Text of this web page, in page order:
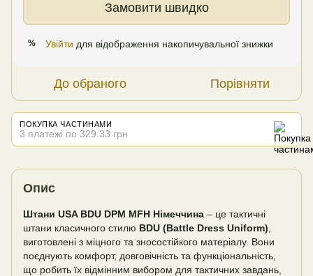
Замовити швидко
% Увійти для відображення накопичувальної знижки
До обраного Порівняти
ПОКУПКА ЧАСТИНАМИ
3 платежі по 329.33 грн
Опис
Штани USA BDU DPM MFH Німеччина – це тактичні
штани класичного стилю BDU (Battle Dress Uniform)
виготовлені з міцного та зносостійкого матеріалу. Вони
поєднують комфорт, довговічність та функціональність,
що робить їх відмінним вибором для тактичних завдань,